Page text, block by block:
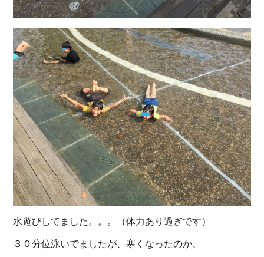
水遊びしてました。。。（体力あり過ぎです）
３０分位泳いでましたが、寒くなったのか、